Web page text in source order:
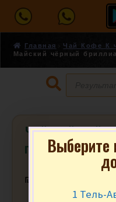
Главная
Чай Майский
пак. תה שחור
₪
Выберите
1 Тель-